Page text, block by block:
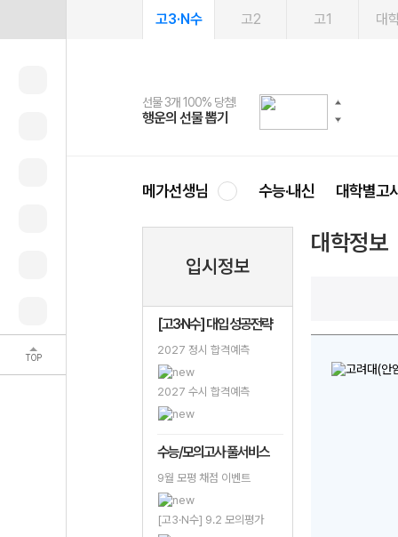
TOP
고3·N수 고2 고1 대
선물 3개 100% 당첨!
행운의 선물 뽑기
선물 100% 증정!
메가스터디 X 올리브
여름방학 스터디 캐시백
메가런 썸머스쿨
2027 러셀 단과
강사 공개선발
스마트러닝앱
설문 EVENT
메가패스
3일 무료 체험권
메가패스 수강생 무료혜택!
메가클럽 멤버십
사회공헌 캠페인
희망이룸 메가나눔
메가선생님 수능·내신 대학별고
입시정보
[고3·N수] 대입 성공전략
2027 정시 합격예측
2027 수시 합격예측
수능/모의고사 풀서비스
9월 모평 채점 이벤트
[고3·N수] 9.2 모의평가
대학정보